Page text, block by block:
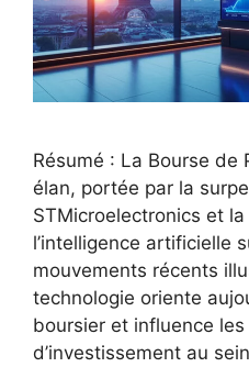
Résumé : La Bourse de
élan, portée par la
STMicroelectronics et
l’intelligence artificielle
mouvements récents
technologie oriente
boursier et influence
d’investissement au